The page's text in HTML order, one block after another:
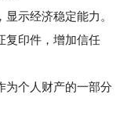
示经济稳定能力。
印件，增加信任
个人财产的一部分